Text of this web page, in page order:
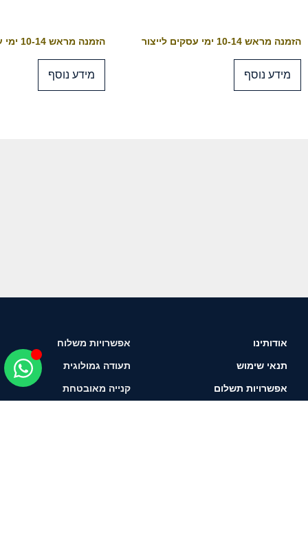
הזמנה מראש 10-14 ימי עסקים לייצור
מידע נוסף
הזמנה מראש 10-14 ימי עסקים לייצור
מידע נוסף
אודותינו
תנאי שימוש
אפשרויות תשלום
אפשרויות משלוח
תעודה גמולוגית
קנייה מאובטחת